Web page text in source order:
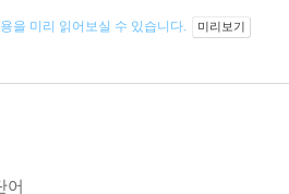
을 미리 읽어보실 수 있습니다. 미리보기
어